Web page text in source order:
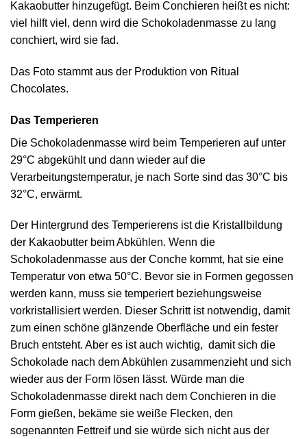
Kakaobutter hinzugefügt. Beim Conchieren heißt es nicht:
viel hilft viel, denn wird die Schokoladenmasse zu lang
conchiert, wird sie fad.
Das Foto stammt aus der Produktion von Ritual
Chocolates.
Das Temperieren
Die Schokoladenmasse wird beim Temperieren auf unter
29°C abgekühlt und dann wieder auf die
Verarbeitungstemperatur, je nach Sorte sind das 30°C bis
32°C, erwärmt.
Der Hintergrund des Temperierens ist die Kristallbildung
der Kakaobutter beim Abkühlen. Wenn die
Schokoladenmasse aus der Conche kommt, hat sie eine
Temperatur von etwa 50°C. Bevor sie in Formen gegossen
werden kann, muss sie temperiert beziehungsweise
vorkristallisiert werden. Dieser Schritt ist notwendig, damit
zum einen schöne glänzende Oberfläche und ein fester
Bruch entsteht. Aber es ist auch wichtig, damit sich die
Schokolade nach dem Abkühlen zusammenzieht und sich
wieder aus der Form lösen lässt. Würde man die
Schokoladenmasse direkt nach dem Conchieren in die
Form gießen, bekäme sie weiße Flecken, den
sogenannten Fettreif und sie würde sich nicht aus der